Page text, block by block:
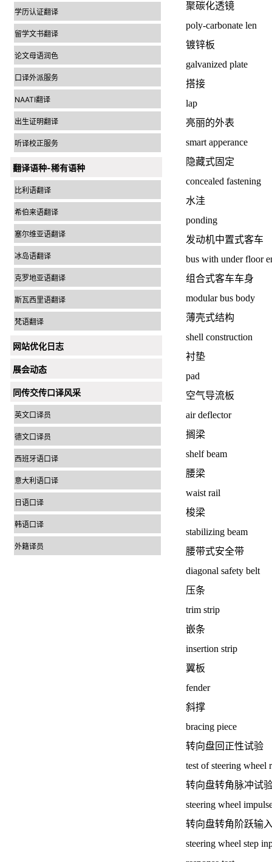
学历认证翻译
留学文书翻译
论文母语润色
口译外派服务
NAATI翻译
出生证明翻译
听译校正服务
翻译语种-稀有语种
比利语翻译
希伯来语翻译
塞尔维亚语翻译
冰岛语翻译
克罗地亚语翻译
斯瓦西里语翻译
梵语翻译
网站优化日志
展会动态
同传交传口译风采
英文口译员
德文口译员
西班牙语口译
意大利语口译
日语口译
韩语口译
外籍译员
聚碳化透镜
poly-carbonate len
镀锌板
galvanized plate
搭接
lap
亮丽的外表
smart apperance
隐藏式固定
concealed fastening
水洼
ponding
发动机中置式客车
bus with under floor
组合式客车车身
modular bus body
薄壳式结构
shell construction
衬垫
pad
空气导流板
air deflector
搁梁
shelf beam
腰梁
waist rail
梭梁
stabilizing beam
腰带式安全带
diagonal safety belt
压条
trim strip
嵌条
insertion strip
翼板
fender
斜撑
bracing piece
转向盘回正性试验
test of steering wheel
转向盘转角脉冲试
steering wheel
转向盘转角阶跃输
steering wheel step